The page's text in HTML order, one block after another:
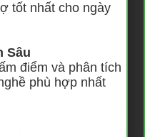
dịch
quẻ dịch
Thuần Cấn
hỗ trợ. Quý khách
tốt nhất cho ngày
Sâu
điểm và phân tích
phù hợp nhất